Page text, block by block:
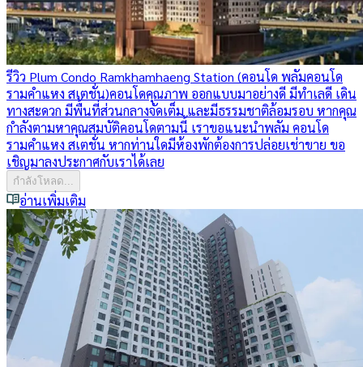
รีวิว Plum Condo Ramkhamhaeng Station (คอนโด พลัมคอนโด
รามคำแหง สเตชั่น)คอนโดคุณภาพ ออกแบบมาอย่างดี มีทำเลดี เดิน
ทางสะดวก มีพื้นที่ส่วนกลางจัดเต็ม และมีธรรมชาติล้อมรอบ หากคุณ
กำลังตามหาคุณสมบัติคอนโดตามนี้ เราขอแนะนำพลัม คอนโด
รามคำแหง สเตชั่น หากท่านใดมีห้องพักต้องการปล่อยเช่าขาย ขอ
เชิญมาลงประกาศกับเราได้เลย
กำลังโหลด...
อ่านเพิ่มเติม